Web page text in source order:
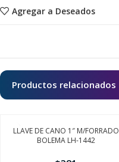
Agregar a Deseados
Productos relacionados
LLAVE DE CANO 1″ M/FORRADO
BOLEMA LH-1442